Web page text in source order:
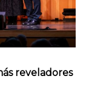
reveladores